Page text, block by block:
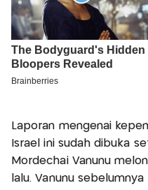
Laporan mengenai
Israel ini sudah dibuka
Mordechai Vanunu
lalu. Vanunu